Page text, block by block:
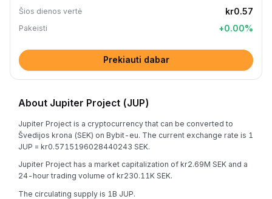
Šios dienos vertė kr0.57
Pakeisti +0.00%
Prekiauti dabar
About Jupiter Project (JUP)
Jupiter Project is a cryptocurrency that can be converted to
Švedijos krona (SEK) on Bybit-eu. The current exchange rate is 1
JUP = kr0.5715196028440243 SEK.
Jupiter Project has a market capitalization of kr2.69M SEK and a
24-hour trading volume of kr230.11K SEK.
The circulating supply is 1B JUP.